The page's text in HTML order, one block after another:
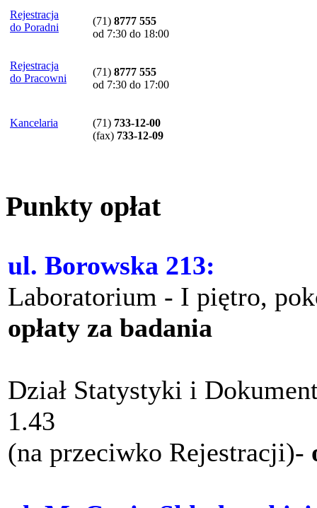
Rejestracja
do Poradni
(71) 8777 555
od 7:30 do 18:00
Rejestracja
do Pracowni
(71) 8777 555
od 7:30 do 17:00
Kancelaria (71) 733-12-00
(fax) 733-12-09
Punkty opłat
ul. Borowska 213:
Laboratorium - I piętro,
opłaty za badania
Dział Statystyki i
1.43
(na przeciwko Rejestracji)-